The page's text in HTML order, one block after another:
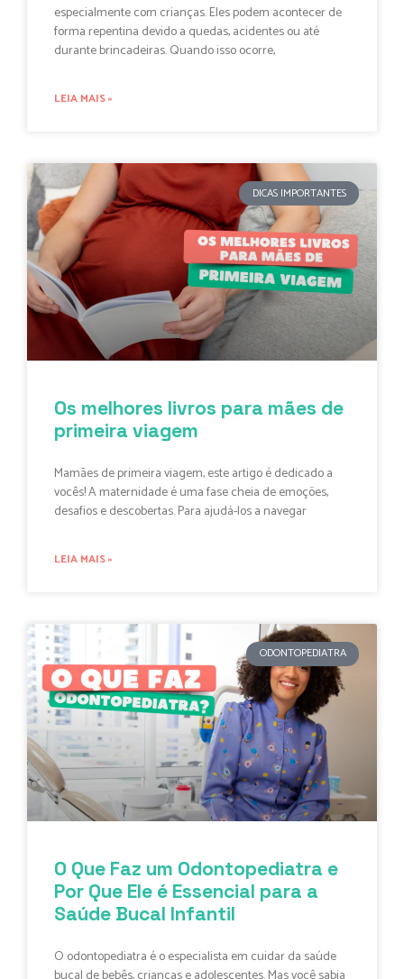
especialmente com crianças. Eles podem acontecer de
forma repentina devido a quedas, acidentes ou até
durante brincadeiras. Quando isso ocorre,
LEIA MAIS »
DICAS IMPORTANTES
Os melhores livros para mães de
primeira viagem
Mamães de primeira viagem, este artigo é dedicado a
vocês! A maternidade é uma fase cheia de emoções,
desafios e descobertas. Para ajudá-los a navegar
LEIA MAIS »
ODONTOPEDIATRA
O Que Faz um Odontopediatra e
Por Que Ele é Essencial para a
Saúde Bucal Infantil
O odontopediatra é o especialista em cuidar da saúde